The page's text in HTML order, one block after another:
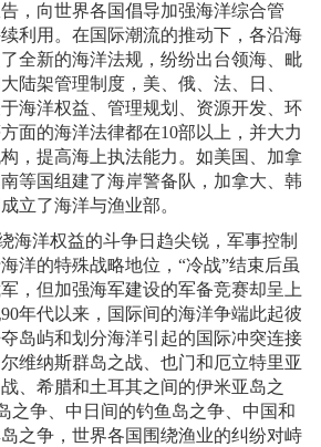
，向世界各国倡导加强海洋综合管
利用。在国际潮流的推动下，各沿海
全新的海洋法规，纷纷出台领海、毗
陆架管理制度，美、俄、法、日、
海洋权益、管理规划、资源开发、环
面的海洋法律都在10部以上，并大力
，提高海上执法能力。如美国、加拿
等国组建了海岸警备队，加拿大、韩
立了海洋与渔业部。
海洋权益的斗争日趋尖锐，军事控制
洋的特殊战略地位，“冷战”结束后虽
，但加强海军建设的军备竞赛却呈上
90年代以来，国际间的海洋争端此起彼
岛屿和划分海洋引起的国际冲突连接
维纳斯群岛之战、也门和厄立特里亚
、希腊和土耳其之间的伊米亚岛之
之争、中日间的钓鱼岛之争、中国和
之争，世界各国围绕渔业的纠纷对峙